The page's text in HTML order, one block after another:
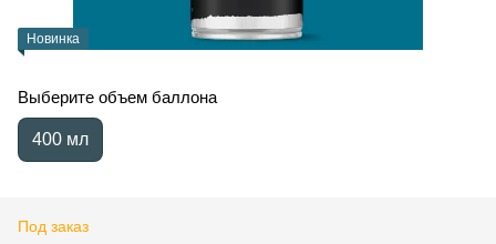
Новинка
Выберите объем баллона
400 мл
Под заказ